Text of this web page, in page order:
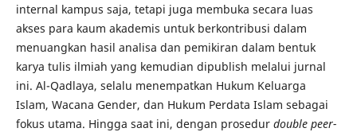
internal kampus saja, tetapi juga membuka secara luas
akses para kaum akademis untuk berkontribusi dalam
menuangkan hasil analisa dan pemikiran dalam bentuk
karya tulis ilmiah yang kemudian dipublish melalui jurnal
ini. Al-Qadlaya, selalu menempatkan Hukum Keluarga
Islam, Wacana Gender, dan Hukum Perdata Islam sebagai
fokus utama. Hingga saat ini, dengan prosedur double peer-